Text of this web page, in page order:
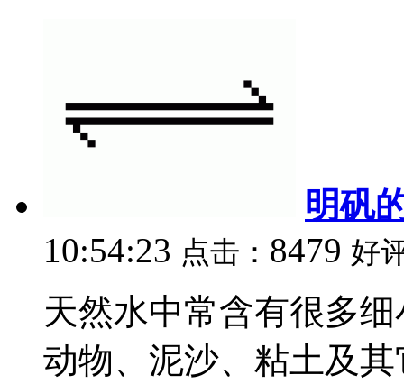
明矾
10:54:23 点击： 8479 好
天然水中常含有很多
动物、泥沙、粘土及